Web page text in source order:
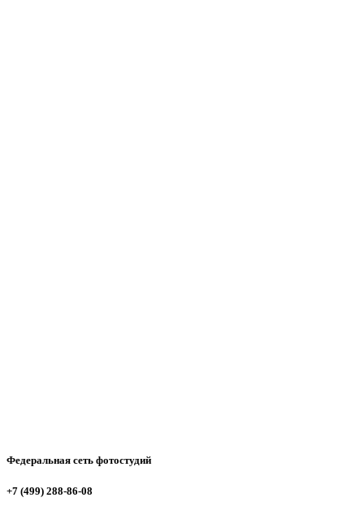
Федеральная сеть фотостудий
+7 (499) 288-86-08